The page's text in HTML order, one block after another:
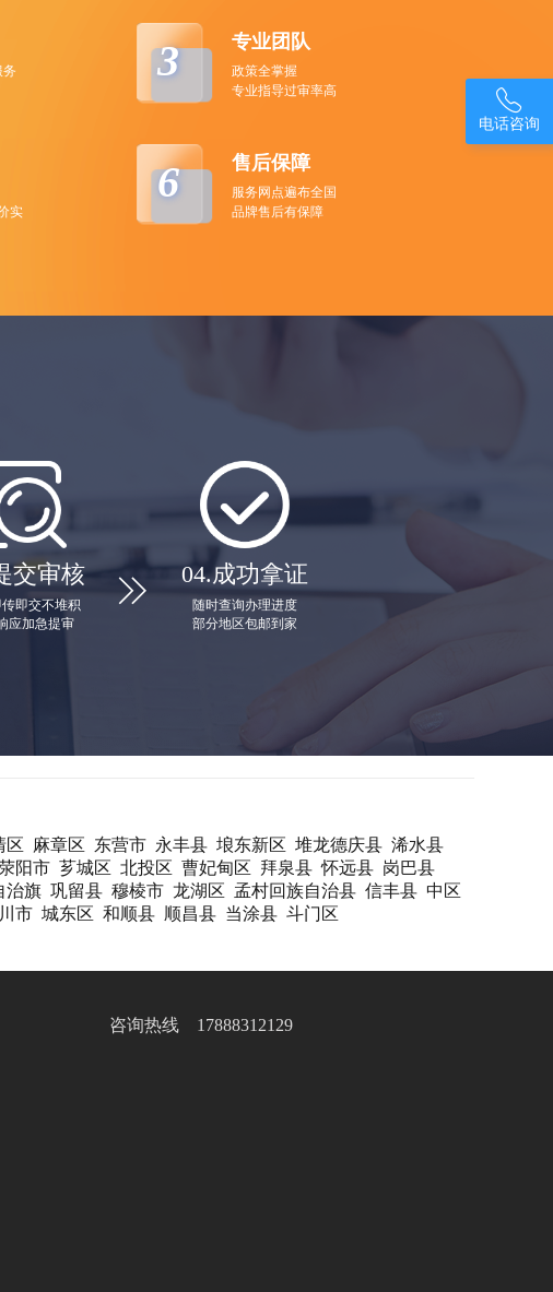
务
3 专业团队
政策全掌握
专业指导过审率高
实
6 售后保障
服务网点遍布全国
品牌售后有保障
交审核
即交不堆积
应加急提审
 04.成功拿证
随时查询办理进度
部分地区包邮到家
区 麻章区 东营市 永丰县 埌东新区 堆龙德庆县 浠水县
阳市 芗城区 北投区 曹妃甸区 拜泉县 怀远县 岗巴县
治旗 巩留县 穆棱市 龙湖区 孟村回族自治县 信丰县 中区
市 城东区 和顺县 顺昌县 当涂县 斗门区
咨询热线 17888312129

电话咨询